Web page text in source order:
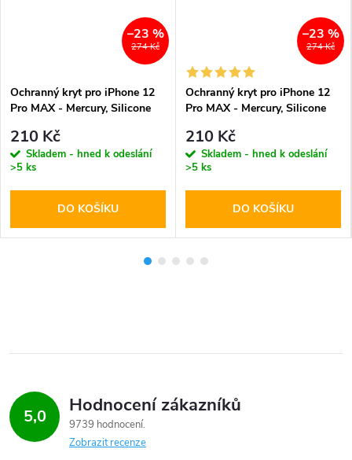
274 Kč
–23 %
Ochranný kryt pro iPhone 12
Pro MAX - Mercury, Silicone
210 Kč
Skladem - hned k odeslání
>5 ks
DO KOŠÍKU
274 Kč
–23 %
Ochranný kryt pro iPhone 12
Pro MAX - Mercury, Silicone
210 Kč
Skladem - hned k odeslání
>5 ks
DO KOŠÍKU
5,0 Hodnocení zákazníků
9739 hodnocení
Zobrazit recenze